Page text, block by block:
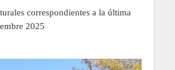
correspondientes a la última
2025